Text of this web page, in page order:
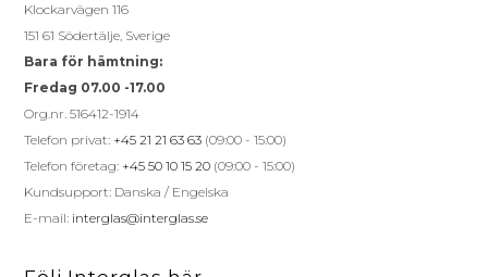
Klockarvägen 116
151 61 Södertälje, Sverige
Bara för hämtning:
Fredag 07.00 -17.00
Org.nr. 516412-1914
Telefon privat: +45 21 21 63 63 (09:00 - 15:00)
Telefon företag: +45 50 10 15 20 (09:00 - 15:00)
Kundsupport: Danska / Engelska
E-mail: interglas@interglas.se